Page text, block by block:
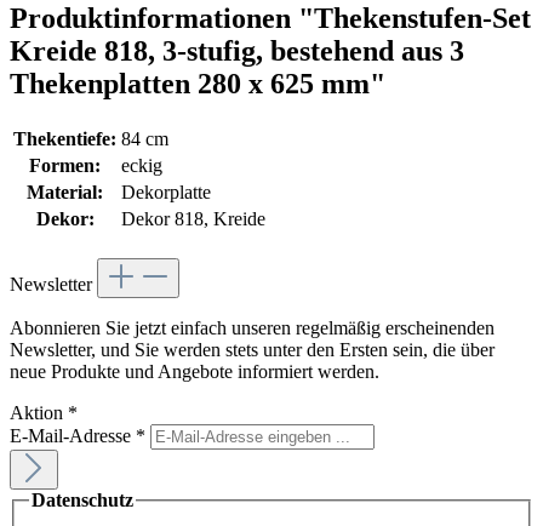
Produktinformationen "Thekenstufen-Set
Kreide 818, 3-stufig, bestehend aus 3
Thekenplatten 280 x 625 mm"
Thekentiefe: 84 cm
Formen:
eckig
Material:
Dekorplatte
Dekor:
Dekor 818, Kreide
Newsletter
Abonnieren Sie jetzt einfach unseren regelmäßig erscheinenden
Newsletter, und Sie werden stets unter den Ersten sein, die über
neue Produkte und Angebote informiert werden.
Aktion *
E-Mail-Adresse *
Datenschutz